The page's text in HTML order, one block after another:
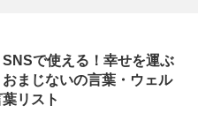
で使える！幸せを運ぶ
まじないの言葉・ウェル
リスト